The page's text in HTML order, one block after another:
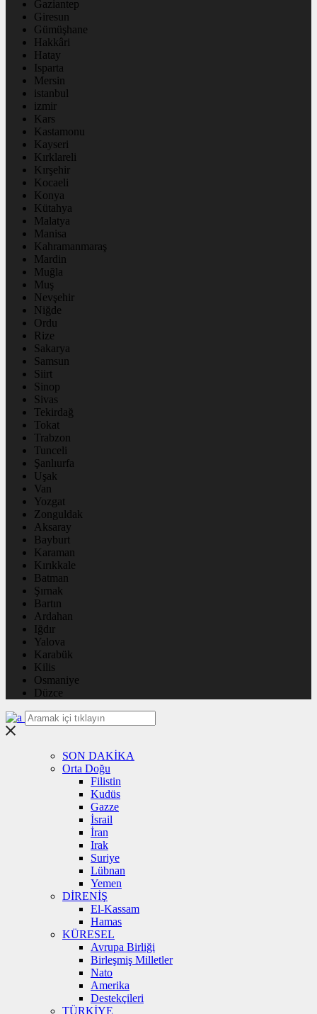
Gaziantep
Giresun
Gümüşhane
Hakkâri
Hatay
Isparta
Mersin
istanbul
izmir
Kars
Kastamonu
Kayseri
Kırklareli
Kırşehir
Kocaeli
Konya
Kütahya
Malatya
Manisa
Kahramanmaraş
Mardin
Muğla
Muş
Nevşehir
Niğde
Ordu
Rize
Sakarya
Samsun
Siirt
Sinop
Sivas
Tekirdağ
Tokat
Trabzon
Tunceli
Şanlıurfa
Uşak
Van
Yozgat
Zonguldak
Aksaray
Bayburt
Karaman
Kırıkkale
Batman
Şırnak
Bartın
Ardahan
Iğdır
Yalova
Karabük
Kilis
Osmaniye
Düzce
SON DAKİKA
Orta Doğu
Filistin
Kudüs
Gazze
İsrail
İran
Irak
Suriye
Lübnan
Yemen
DİRENİŞ
El-Kassam
Hamas
KÜRESEL
Avrupa Birliği
Birleşmiş Milletler
Nato
Amerika
Destekçileri
TÜRKİYE